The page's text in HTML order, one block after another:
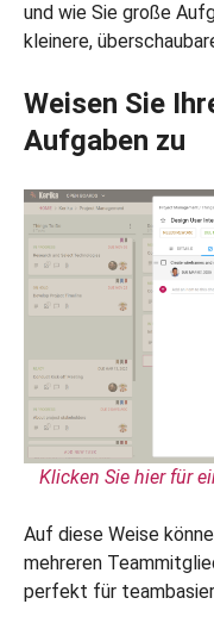
und wie Sie große
kleinere,
Weisen Sie
Aufgaben zu
Klicken Sie hier für
Auf diese Weise
mehreren
perfekt für